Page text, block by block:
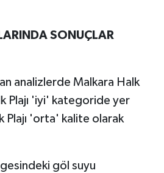
SONUÇLAR
analizlerde Malkara Halk
Plajı 'iyi' kategoride yer
Plajı 'orta' kalite olarak
göl suyu